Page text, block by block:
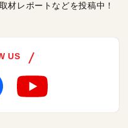
材レポートなどを投稿中！
US